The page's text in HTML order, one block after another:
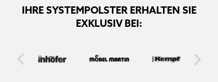
IHRE SYSTEMPOLSTER ERHALTEN SIE
EXKLUSIV BEI: